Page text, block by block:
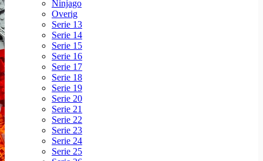
Ninjago
Overig
Serie 13
Serie 14
Serie 15
Serie 16
Serie 17
Serie 18
Serie 19
Serie 20
Serie 21
Serie 22
Serie 23
Serie 24
Serie 25